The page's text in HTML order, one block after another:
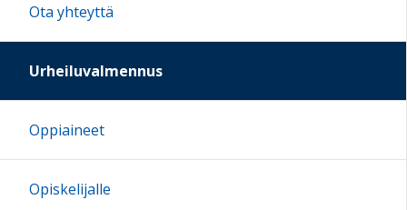
Ota yhteyttä
Urheiluvalmennus
Oppiaineet
Opiskelijalle